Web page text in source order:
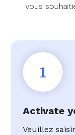
vous
1
Activate
Veuillez